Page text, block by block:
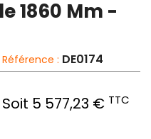
1860 Mm -
Référence : DE0174
Soit 5 577,23 € TTC